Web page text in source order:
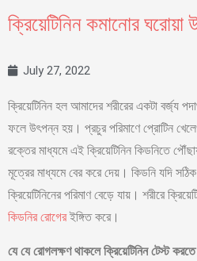
ক্রিয়েটিনিন কমানোর ঘরোয়া
July 27, 2022
ক্রিয়েটিনিন হল আমাদের শরীরের একটা বর্জ্য
ফলে উৎপন্ন হয়। প্রচুর পরিমাণে প্রোটিন
রক্তের মাধ্যমে এই ক্রিয়েটিনিন কিডনিতে
মূত্রের মাধ্যমে বের করে দেয়। কিডনি যদি
ক্রিয়েটিনিনের পরিমাণ বেড়ে যায়। শরীরে
কিডনির রোগেরইঙ্গিত করে।
যে যে রোগলক্ষণ থাকলে ক্রিয়েটিনিন টেস্ট